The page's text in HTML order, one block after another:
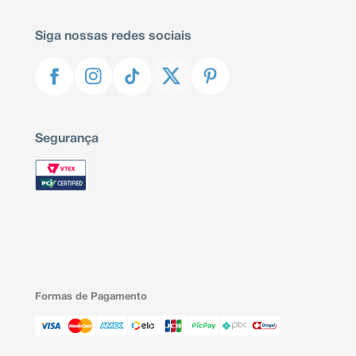
Siga nossas redes sociais
Segurança
Formas de Pagamento